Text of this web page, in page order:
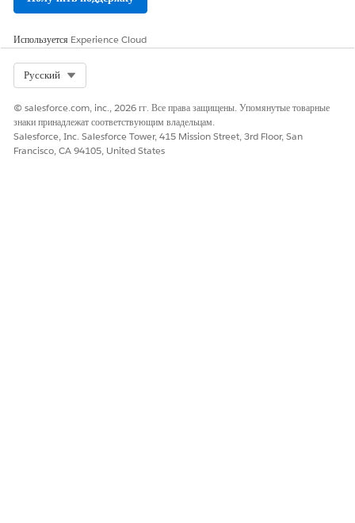
Используется Experience Cloud
Русский
© salesforce.com, inc., 2026 гг. Все права защищены. Упомянутые товарные
знаки принадлежат соответствующим владельцам.
Salesforce, Inc. Salesforce Tower, 415 Mission Street, 3rd Floor, San
Francisco, CA 94105, United States